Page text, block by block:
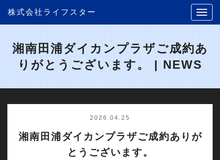
株式会社ライフスター
湘南田浦ダイカンプラザご成約あ
りがとうございます。 | NEWS
2026.04.25
湘南田浦ダイカンプラザご成約ありが
とうございます。